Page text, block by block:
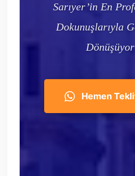
Sarıyer’in En
Dokunuşlarıyla
Dönüşüyor
Hemen